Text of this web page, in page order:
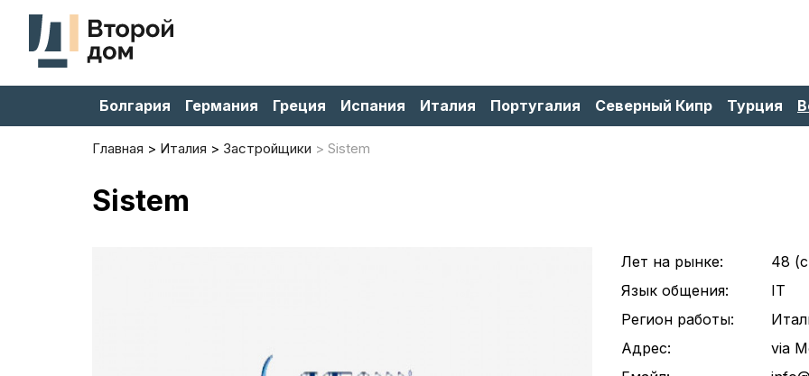
Болгария Германия Греция Испания Италия Португалия Северный Кипр Турция
Главная Италия Застройщики Sistem
Sistem
Лет на рынке:
48
Язык общения:
IT
Регион работы:
Адрес:
via